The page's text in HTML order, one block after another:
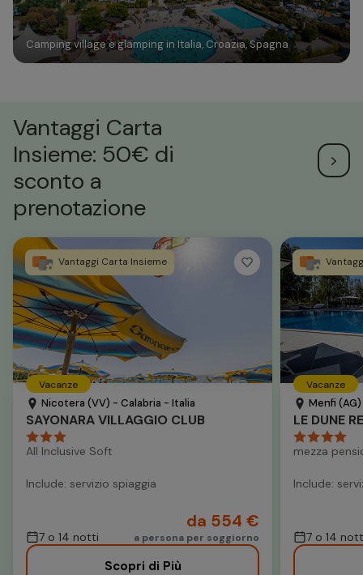
Camping village e glamping in Italia, Croazia, Spagna
Vantaggi Carta
Insieme: 50€ di
sconto a
prenotazione
Vantaggi Carta Insieme
Vacanze
Nicotera (VV) - Calabria - Italia
SAYONARA VILLAGGIO CLUB
All Inclusive Soft
Include: servizio spiaggia
7 o 14 notti
da 554 €
a persona per soggiorno
Scopri di Più
Vacanze
Menfi
LE DUNE
mezza
Include:
7 o 14